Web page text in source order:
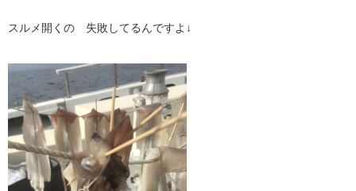
スルメ開くの 失敗してるんですよ↓